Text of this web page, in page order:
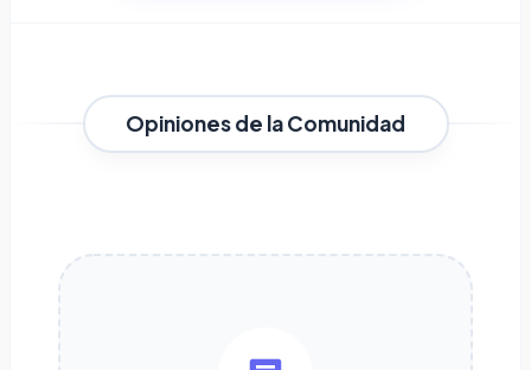
Opiniones de la Comunidad